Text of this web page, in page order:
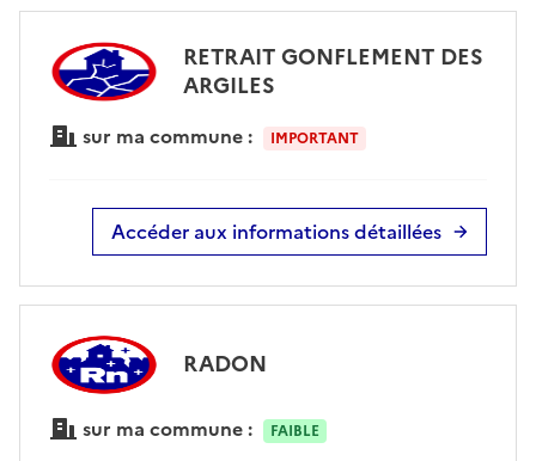
RETRAIT GONFLEMENT DES
ARGILES
sur ma commune : IMPORTANT
Accéder aux informations détaillées
RADON
sur ma commune : FAIBLE